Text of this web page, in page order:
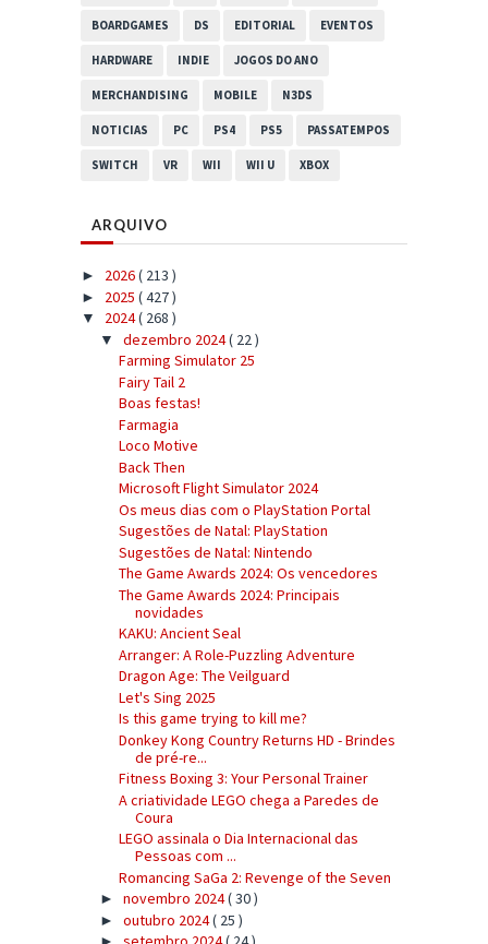
BOARDGAMES DS EDITORIAL EVENTOS
HARDWARE INDIE JOGOS DO ANO
MERCHANDISING MOBILE N3DS
NOTICIAS PC PS4 PS5 PASSATEMPOS
SWITCH VR WII WII U XBOX
ARQUIVO
► 2026( 213 )
► 2025 ( 427 )
▼ 2024( 268 )
▼ dezembro 2024( 22 )
Farming Simulator 25
Fairy Tail 2
Boas festas!
Farmagia
Loco Motive
Back Then
Microsoft Flight Simulator 2024
Os meus dias com o PlayStation Portal
Sugestões de Natal: PlayStation
Sugestões de Natal: Nintendo
The Game Awards 2024: Os vencedores
The Game Awards 2024: Principais
novidades
KAKU: Ancient Seal
Arranger: A Role-Puzzling Adventure
Dragon Age: The Veilguard
Let's Sing 2025
Is this game trying to kill me?
Donkey Kong Country Returns HD - Brindes
de pré-re...
Fitness Boxing 3: Your Personal Trainer
A criatividade LEGO chega a Paredes de
Coura
LEGO assinala o Dia Internacional das
Pessoas com ...
Romancing SaGa 2: Revenge of the Seven
► novembro 2024( 30 )
► outubro 2024( 25 )